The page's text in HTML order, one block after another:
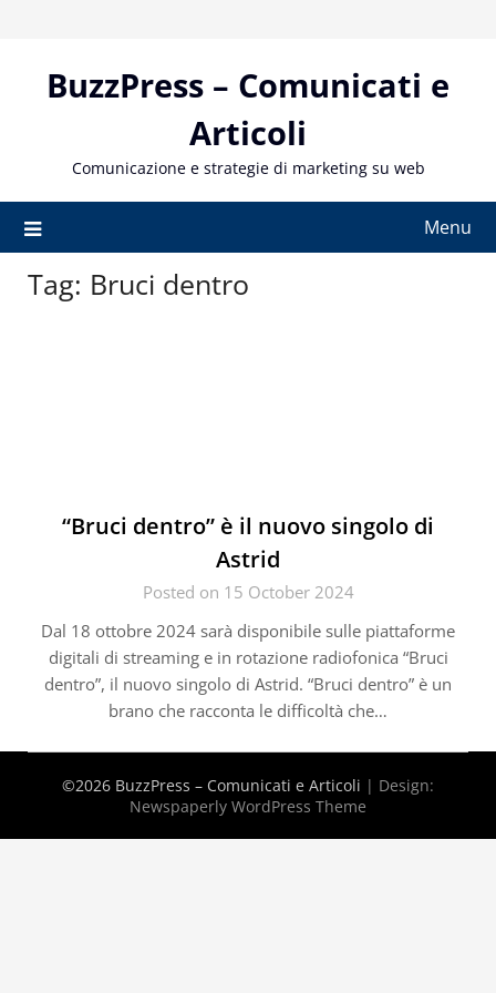
contentBuzzPress – Comunicati e
Articoli
Comunicazione e strategie di marketing su web
Menu
Tag: Bruci dentro
“Bruci dentro” è il nuovo singolo di
Astrid
Posted on 15 October 2024
Dal 18 ottobre 2024 sarà disponibile sulle piattaforme
digitali di streaming e in rotazione radiofonica “Bruci
dentro”, il nuovo singolo di Astrid. “Bruci dentro” è un
brano che racconta le difficoltà che…
©2026 BuzzPress – Comunicati e Articoli | Design:
Newspaperly WordPress Theme